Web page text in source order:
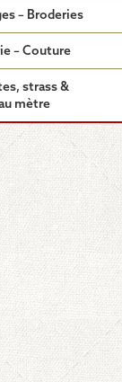
– Broderies
– Couture
strass &
mètre